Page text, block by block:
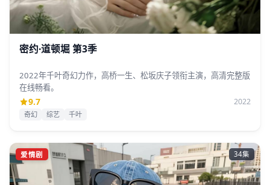
密约·道顿堀 第3季
2022年千叶奇幻力作，高桥一生、松坂庆子领衔主演，高清完整版
在线畅看。
9.7 2022
奇幻 综艺 千叶
爱情剧 34集